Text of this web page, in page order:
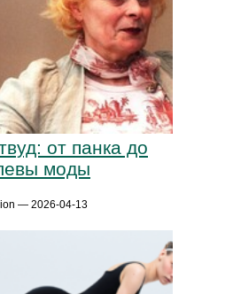
от панка до
моды
— 2026-04-13